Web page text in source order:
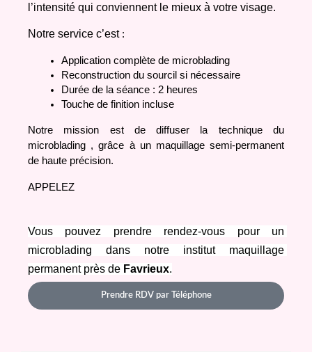
l’intensité qui conviennent le mieux à votre visage.
Notre service c’est :
Application complète de microblading
Reconstruction du sourcil si nécessaire
Durée de la séance : 2 heures
Touche de finition incluse
Notre mission est de diffuser la technique du
microblading , grâce à un maquillage semi-permanent
de haute précision.
APPELEZ
Vous pouvez prendre rendez-vous pour un
microblading dans notre institut maquillage
permanent près de Favrieux.
Prendre RDV par Téléphone